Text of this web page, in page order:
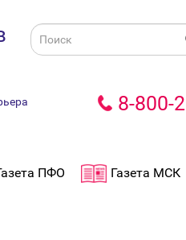
8-800-
ПФО Газета МСК